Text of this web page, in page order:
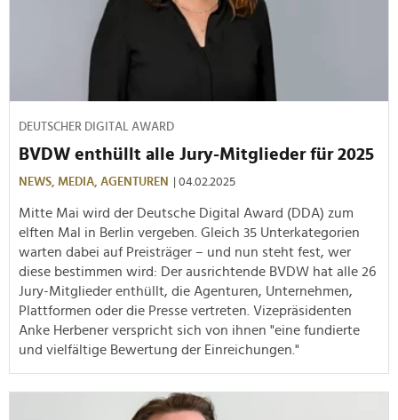
DEUTSCHER DIGITAL AWARD
BVDW enthüllt alle Jury-Mitglieder für 2025
NEWS, MEDIA, AGENTUREN | 04.02.2025
Mitte Mai wird der Deutsche Digital Award (DDA) zum
elften Mal in Berlin vergeben. Gleich 35 Unterkategorien
warten dabei auf Preisträger – und nun steht fest, wer
diese bestimmen wird: Der ausrichtende BVDW hat alle 26
Jury-Mitglieder enthüllt, die Agenturen, Unternehmen,
Plattformen oder die Presse vertreten. Vizepräsidenten
Anke Herbener verspricht sich von ihnen "eine fundierte
und vielfältige Bewertung der Einreichungen."